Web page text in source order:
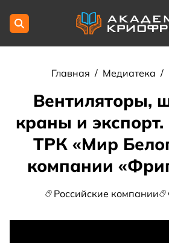
Главная / Медиатека /
Вентиляторы,
краны и
ТРК «Мир
компании
Российские компании